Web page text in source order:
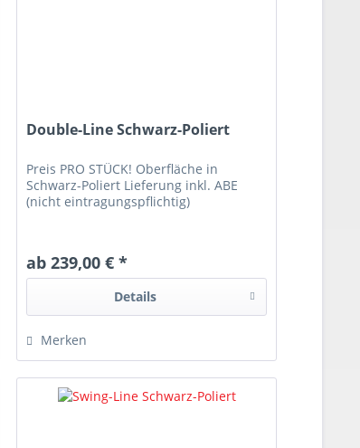
Double-Line Schwarz-Poliert
Preis PRO STÜCK! Oberfläche in
Schwarz-Poliert Lieferung inkl. ABE
(nicht eintragungspflichtig)
ab 239,00 € *
Details
Merken